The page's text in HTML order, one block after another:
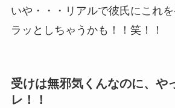
いや・・・リアルで彼氏にこれ
ラッとしちゃうかも！！笑！！
受けは無邪気くんなのに、や
レ！！